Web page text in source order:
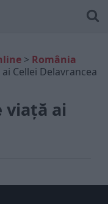
> România
Cellei Delavrancea
viață ai